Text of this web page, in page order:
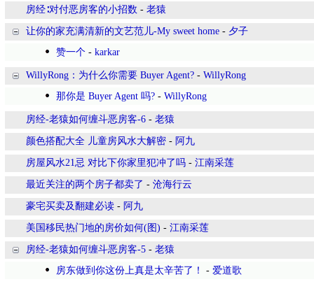
房经∶对付恶房客的小招数 - 老猿
让你的家充满清新的文艺范儿-My sweet home - 夕子
赞一个 - karkar
WillyRong：为什么你需要 Buyer Agent? - WillyRong
那你是 Buyer Agent 吗? - WillyRong
房经-老猿如何缠斗恶房客-6 - 老猿
颜色搭配大全 儿童房风水大解密 - 阿九
房屋风水21忌 对比下你家里犯冲了吗 - 江南采莲
最近关注的两个房子都卖了 - 沧海行云
豪宅买卖及翻建必读 - 阿九
美国移民热门地的房价如何(图) - 江南采莲
房经-老猿如何缠斗恶房客-5 - 老猿
房东做到你这份上真是太辛苦了！
- 爱道歌